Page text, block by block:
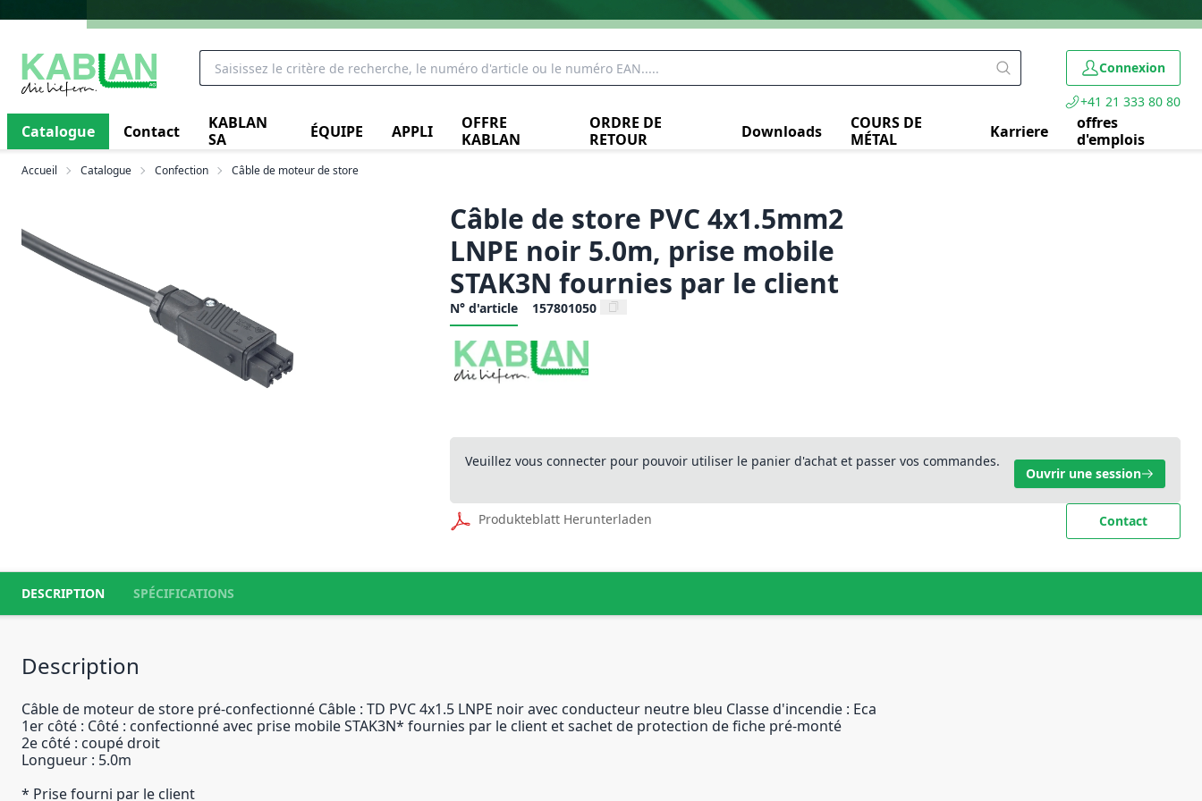
Connexion
+41 21 333 80 80
Catalogue Contact
KABLAN
SA
ÉQUIPE APPLI
OFFRE
KABLAN
ORDRE DE
RETOUR
Downloads
COURS DE
MÉTAL
Karriere
offres
d'emplois
Accueil Catalogue Confection Câble de moteur de store
Câble de store PVC 4x1.5mm2
LNPE noir 5.0m, prise mobile
STAK3N fournies par le client
N° d'article 157801050
Veuillez vous connecter pour pouvoir utiliser le panier d'achat et passer vos commandes.
Ouvrir une session
Produkteblatt Herunterladen Contact
DESCRIPTION SPÉCIFICATIONS
Description
Câble de moteur de store pré-confectionné Câble : TD PVC 4x1.5 LNPE noir avec conducteur neutre bleu Classe d'incendie : Eca
1er côté : Côté : confectionné avec prise mobile STAK3N* fournies par le client et sachet de protection de fiche pré-monté
2e côté : coupé droit
Longueur : 5.0m
* Prise fourni par le client